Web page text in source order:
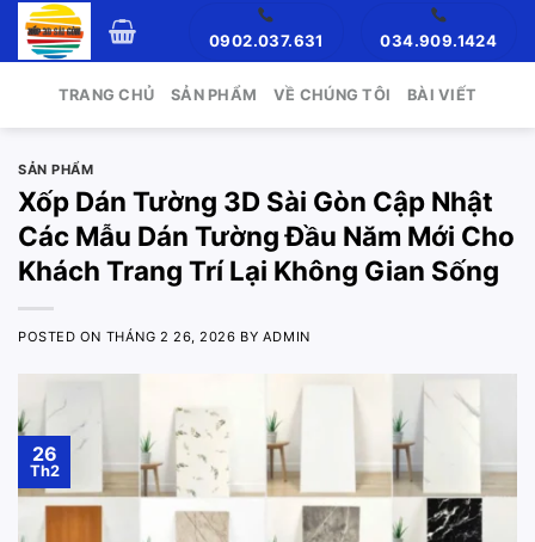
Skip
0902.037.631 034.909.1424
TRANG CHỦ SẢN PHẨM VỀ CHÚNG TÔI BÀI VIẾT
SẢN PHẨM
Xốp Dán Tường 3D Sài Gòn Cập Nhật
Các Mẫu Dán Tường Đầu Năm Mới Cho
Khách Trang Trí Lại Không Gian Sống
POSTED ON THÁNG 2 26, 2026 BY ADMIN
26
Th2